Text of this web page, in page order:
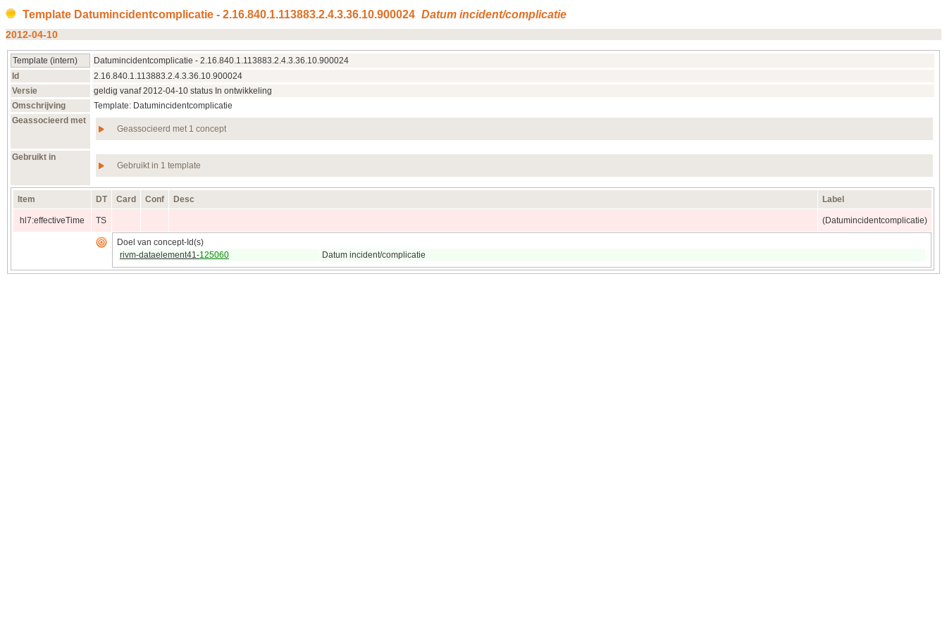
Template Datumincidentcomplicatie - 2.16.840.1.113883.2.4.3.36.10.900024 Datum incident/complicatie
2012‑04‑10
Template (intern)
Datumincidentcomplicatie - 2.16.840.1.113883.2.4.3.36.10.900024
Id
2.16.840.1.113883.2.4.3.36.10.900024
Versie
geldig vanaf 2012‑04‑10 status In ontwikkeling
Omschrijving
Template: Datumincidentcomplicatie
Geassocieerd met
Geassocieerd met 1 concept
Gebruikt in
Gebruikt in 1 template
Item DT Card Conf Desc Label
hl7:effectiveTime TS (Datumincidentcomplicatie)
Doel van concept-Id(s)
rivm-dataelement41-125060 Datum incident/complicatie